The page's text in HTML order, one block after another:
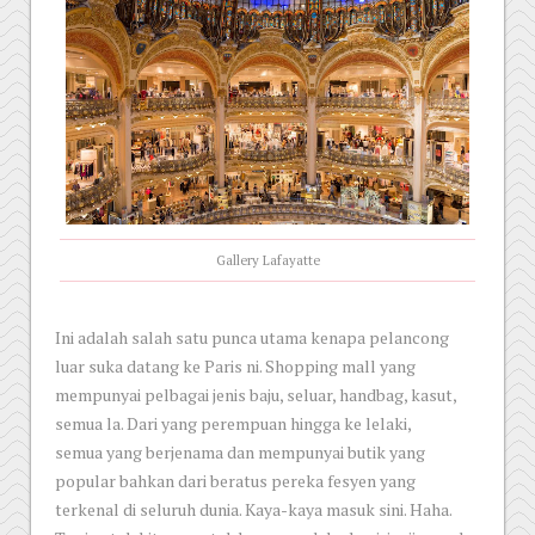
Gallery Lafayatte
Ini adalah salah satu punca utama kenapa pelancong
luar suka datang ke Paris ni. Shopping mall yang
mempunyai pelbagai jenis baju, seluar, handbag, kasut,
semua la. Dari yang perempuan hingga ke lelaki,
semua yang berjenama dan mempunyai butik yang
popular bahkan dari beratus pereka fesyen yang
terkenal di seluruh dunia. Kaya-kaya masuk sini. Haha.